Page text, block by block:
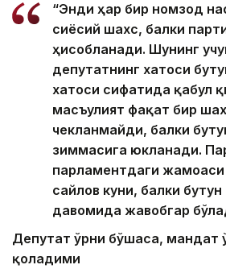
“Энди ҳар бир номзод
сиёсий шахс, балки
ҳисобланади. Шунинг
депутатнинг хатоси
хатоси сифатида қабул
масъулият фақат бир
чекланмайди, балки
зиммасига юкланади.
парламентдаги жамоаси
сайлов куни, балки
давомида жавобгар
Депутат ўрни бўшаса, мандат
қоладими